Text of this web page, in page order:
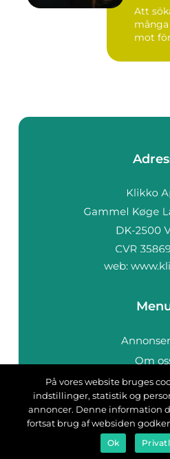
Att
mot
web:
Om
Kontakta
På vores website bruges
indstillinger, statistik og
annoncer. Denne information
fortsat brug af websiden
Ok